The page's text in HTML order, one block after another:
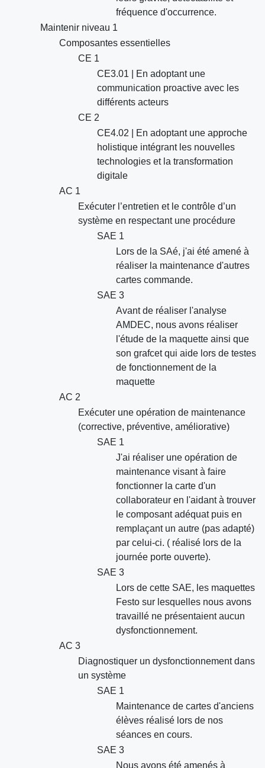
fréquence d'occurrence.
Maintenir niveau 1
Composantes essentielles
CE 1
CE3.01 | En adoptant une
communication proactive avec les
différents acteurs
CE 2
CE4.02 | En adoptant une approche
holistique intégrant les nouvelles
technologies et la transformation
digitale
AC 1
Exécuter l’entretien et le contrôle d’un
système en respectant une procédure
SAE 1
Lors de la SAé, j'ai été amené à
réaliser la maintenance d'autres
cartes commande.
SAE 3
Avant de réaliser l'analyse
AMDEC, nous avons réaliser
l'étude de la maquette ainsi que
son grafcet qui aide lors de testes
de fonctionnement de la
maquette
AC 2
Exécuter une opération de maintenance
(corrective, préventive, améliorative)
SAE 1
J'ai réaliser une opération de
maintenance visant à faire
fonctionner la carte d'un
collaborateur en l'aidant à trouver
le composant adéquat puis en
remplaçant un autre (pas adapté)
par celui-ci. ( réalisé lors de la
journée porte ouverte).
SAE 3
Lors de cette SAE, les maquettes
Festo sur lesquelles nous avons
travaillé ne présentaient aucun
dysfonctionnement.
AC 3
Diagnostiquer un dysfonctionnement dans
un système
SAE 1
Maintenance de cartes d'anciens
élèves réalisé lors de nos
séances en cours.
SAE 3
Nous avons été amenés à